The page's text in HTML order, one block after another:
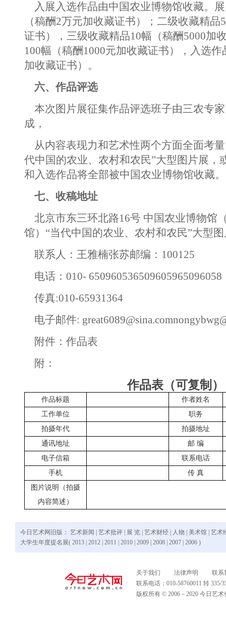
入展入选作品由中国农业博物馆收藏。
（稿酬2万元加收藏证书）；二级收藏精
证书），三级收藏精品10幅（稿酬5000加
100幅（稿酬1000元加收藏证书），入选作
加收藏证书）。
六、作品评选
本次图片展征集作品评选班子由三农专
成，
从内容表现力和艺术性两个方面全面考
代中国的农业、农村和农民”大型图片展，
和入选作品将全部被中国农业博物馆收藏。
七、收稿地址
北京市东三环北路16号 中国农业博物馆
馆）“当代中国的农业、农村和农民”大型
联系人：王雅楠张苏邮编：100125
电话：010- 650960536509605965096058
传真:010-65931364
电子邮件:
附件：作品表
附：
作品表（可复制）
作品标题
作者姓名
工作单位
职务
拍摄年代
拍摄地址
通讯地址
邮 编
电子信箱
联系电话
手机
传 真
图片说明（拍摄
内容简述）
今日艺术网旧版： 艺术新闻 艺术批评 展 览 艺术财经 人物 美术馆 艺术
大学生年度提名展( 2013 2012 2011 2010 2009 2008 2007 2006 )
关于我们 法律声明
联系
联系电话：010-58760011 转
版权所有 © 2006－2020 今日艺